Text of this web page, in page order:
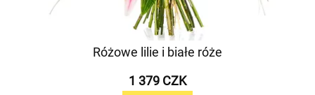
Różowe lilie i białe róże
1 379 CZK